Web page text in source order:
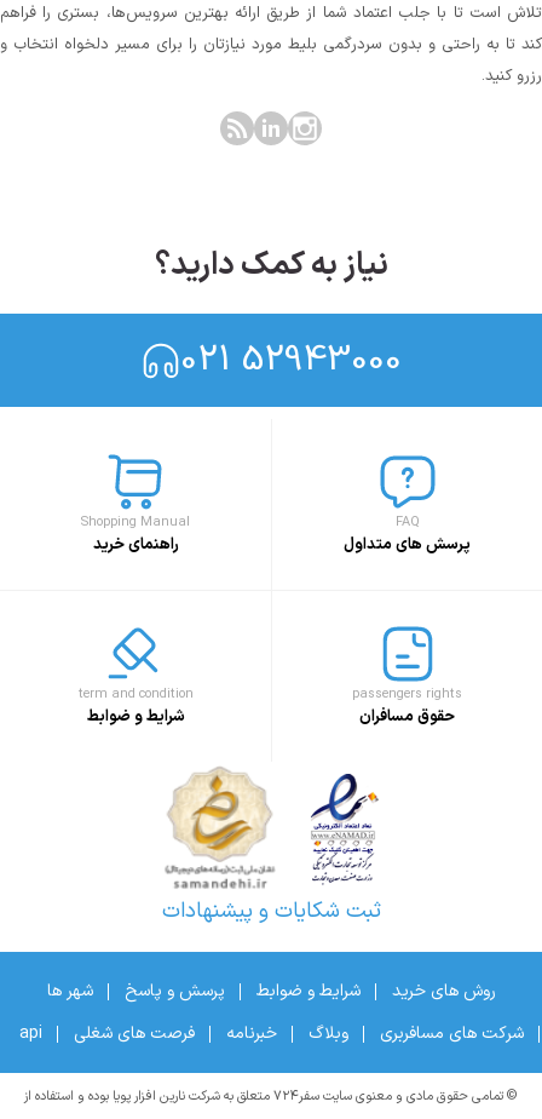
تلاش است تا با جلب اعتماد شما از طریق ارائه بهترین سرویس‌ها، بستری را فراهم
کند تا به راحتی و بدون سردرگمی بلیط مورد نیازتان را برای مسیر دلخواه انتخاب و
رزرو کنید.
نیاز به کمک دارید؟
021 52943000
FAQ
پرسش های متداول
Shopping Manual
راهنمای خرید
passengers rights
حقوق مسافران
term and condition
شرایط و ضوابط
ثبت شکایات و پیشنهادات
روش های خرید شرایط و ضوابط پرسش و پاسخ
شهر ها
شرکت های مسافربری
وبلاگ خبرنامه فرصت های شغلی api
© تمامی حقوق مادی و معنوی سایت سفر۷۲۴ متعلق به شرکت نارین افزار پویا بوده و استفاده از